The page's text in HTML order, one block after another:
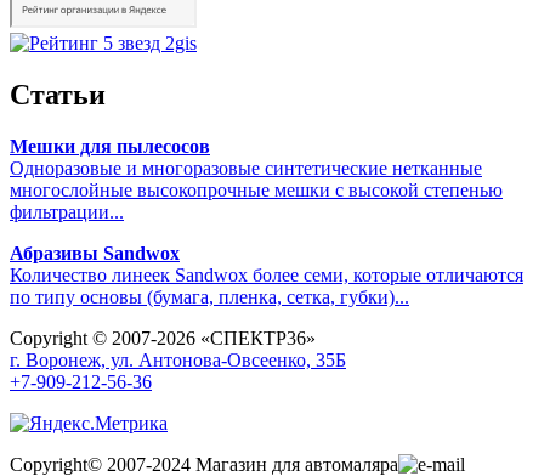
Статьи
Мешки для пылесосов
Одноразовые и многоразовые синтетические нетканные
многослойные высокопрочные мешки с высокой степенью
фильтрации...
Абразивы Sandwox
Количество линеек Sandwox более семи, которые отличаются
по типу основы (бумага, пленка, сетка, губки)...
Copyright © 2007-2026 «СПЕКТР36»
г. Воронеж, ул. Антонова-Овсеенко, 35Б
+7-909-212-56-36
Copyright© 2007-2024 Магазин для автомаляра